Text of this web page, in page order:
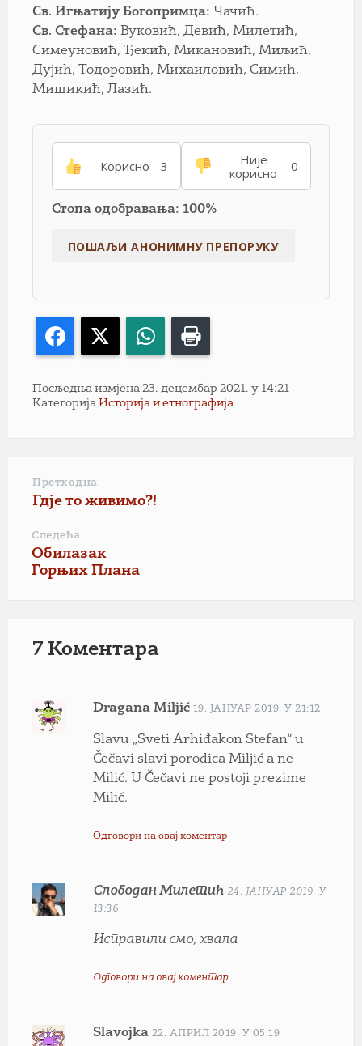
Св. Игњатију Богопримца: Чачић.
Св. Стефана: Вуковић, Девић, Милетић,
Симеуновић, Ђекић, Микановић, Миљић,
Дујић, Тодоровић, Михаиловић, Симић,
Мишикић, Лазић.
Корисно 3
Није
корисно
0
Стопа одобравања: 100%
Facebook WhatsApp
Посљедња измјена 23. децембар 2021. у 14:21
Категорија Историја и етнографија
Претходна
Гдје то живимо?!
Следећа
Обилазак
Горњих Плана
7 Коментарa
Dragana Miljić 19. ЈАНУАР 2019. У 21:12
Slavu „Sveti Arhiđakon Stefan“ u
Čečavi slavi porodica Miljić a ne
Milić. U Čečavi ne postoji prezime
Milić.
Одговори на овај коментар
Слободан Милетић 24. ЈАНУАР 2019. У
13:36
Исправили смо, хвала
Одговори на овај коментар
Slavojka 22. АПРИЛ 2019. У 05:19